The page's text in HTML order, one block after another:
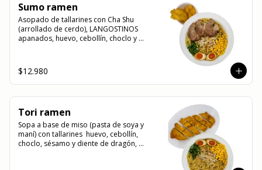
Sumo ramen
Asopado de tallarines con Cha Shu
(arrollado de cerdo), LANGOSTINOS
apanados, huevo, cebollín, choclo y
maní y sésamo.
$12.980
Tori ramen
Sopa a base de miso (pasta de soya y
maní) con tallarines  huevo, cebollín,
choclo, sésamo y diente de dragón,